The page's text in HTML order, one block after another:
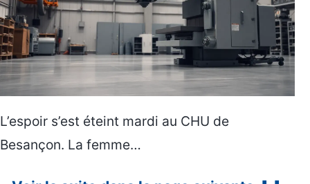
L’espoir s’est éteint mardi au CHU de
Besançon. La femme…